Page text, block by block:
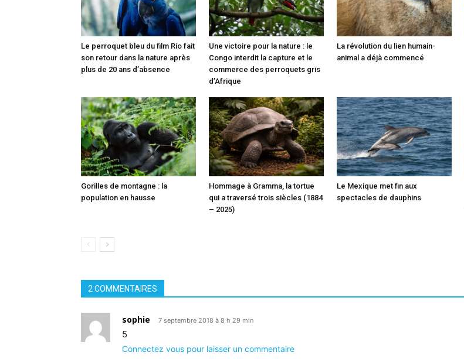
Le perroquet bleu du film Rio fait
son retour dans la nature après
plus de 20 ans d’absence
Une victoire pour la nature : le
Congo interdit la capture et le
commerce des perroquets gris
d’Afrique
La révolution du lien humain-
animal a déjà commencé
Gorilles de montagne : la
population en hausse
Hommage à Gramma, la tortue
qui a traversé trois siècles (1884
– 2025)
Le Mexique met fin aux
spectacles de dauphins
2 COMMENTAIRES
sophie 7 septembre 2018 à 8 h 29 min
5
Connectez vous pour laisser un commentaire